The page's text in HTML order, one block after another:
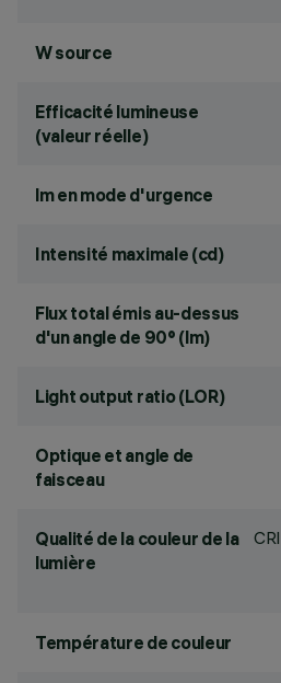
W source
Efficacité lumineuse
(valeur réelle)
lm en mode d'urgence
Intensité maximale (cd)
Flux total émis au-dessus
d'un angle de 90° (lm)
Light output ratio (LOR)
Optique et angle de
faisceau
Qualité de la couleur de la
lumière
CRI
Température de couleur